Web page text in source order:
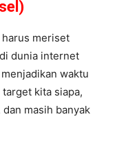
harus meriset
dunia internet
waktu
kita siapa,
masih banyak